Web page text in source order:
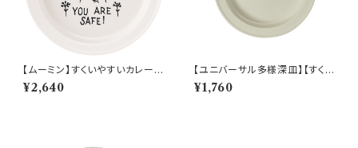
【ムーミン】すくいやすいカレー皿
（ムーミン）【MM9000】MM9
001-320
¥2,640
【ユニバーサル多様深皿】【すくい
やすいうつわ】21cm ディーププ
レート（ホワイト）【NB10】
¥1,760